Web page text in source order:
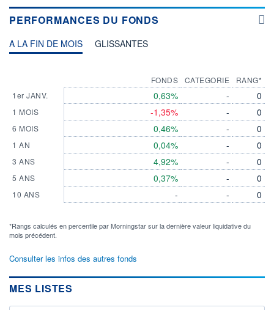
PERFORMANCES DU FONDS
A LA FIN DE MOIS GLISSANTES
1er JANV.
1 MOIS
6 MOIS
1 AN
3 ANS
5 ANS
10 ANS
FONDS
0,63%
-1,35%
0,46%
0,04%
4,92%
0,37%
-
CATEGORIE
-
-
-
-
-
-
-
RANG*
0
0
0
0
0
0
0
*Rangs calculés en percentile par Morningstar sur la dernière valeur liquidative du
mois précédent.
Consulter les infos des autres fonds
MES LISTES